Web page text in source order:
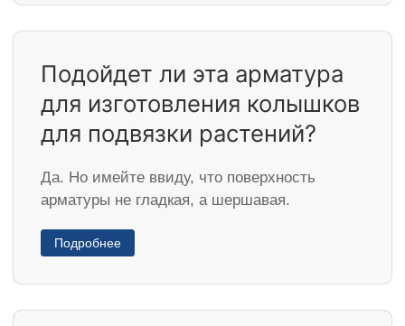
Подойдет ли эта арматура
для изготовления колышков
для подвязки растений?
Да. Но имейте ввиду, что поверхность
арматуры не гладкая, а шершавая.
Подробнее